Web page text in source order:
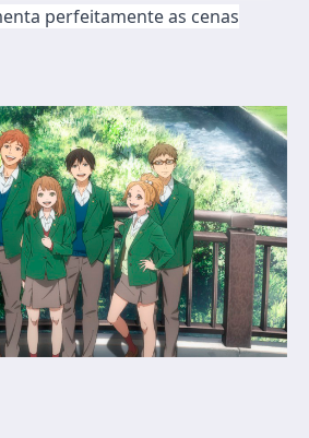
perfeitamente as cenas